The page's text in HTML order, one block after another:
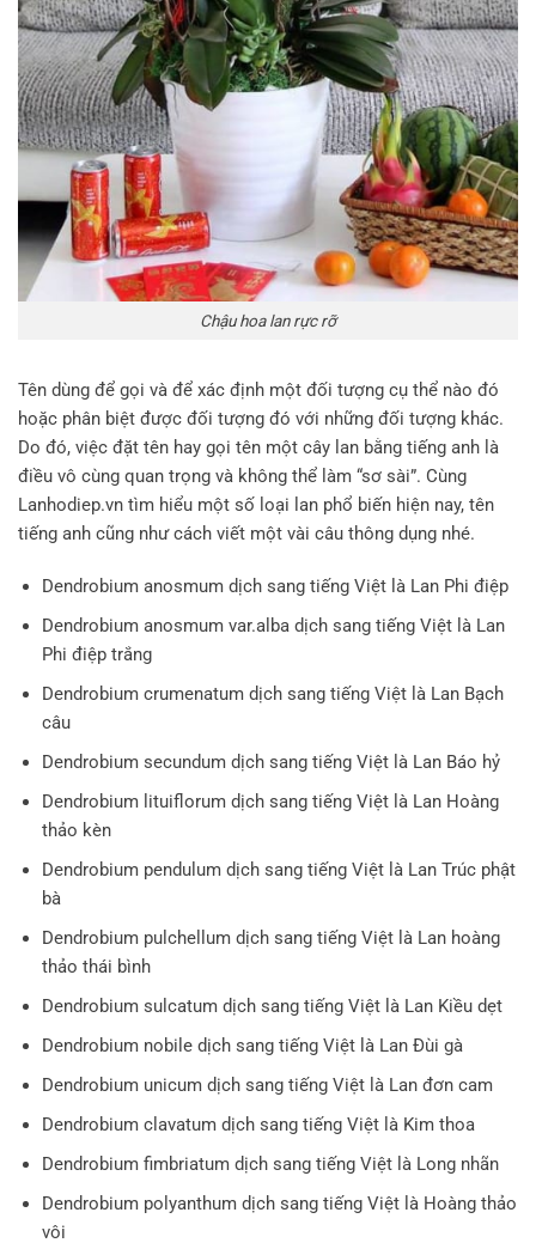
Chậu hoa lan rực rỡ
Tên dùng để gọi và để xác định một đối tượng cụ thể nào đó
hoặc phân biệt được đối tượng đó với những đối tượng khác.
Do đó, việc đặt tên hay gọi tên một cây lan bằng tiếng anh là
điều vô cùng quan trọng và không thể làm “sơ sài”. Cùng
Lanhodiep.vn tìm hiểu một số loại lan phổ biến hiện nay, tên
tiếng anh cũng như cách viết một vài câu thông dụng nhé.
Dendrobium anosmum dịch sang tiếng Việt là Lan Phi điệp
Dendrobium anosmum var.alba dịch sang tiếng Việt là Lan
Phi điệp trắng
Dendrobium crumenatum dịch sang tiếng Việt là Lan Bạch
câu
Dendrobium secundum dịch sang tiếng Việt là Lan Báo hỷ
Dendrobium lituiflorum dịch sang tiếng Việt là Lan Hoàng
thảo kèn
Dendrobium pendulum dịch sang tiếng Việt là Lan Trúc phật
bà
Dendrobium pulchellum dịch sang tiếng Việt là Lan hoàng
thảo thái bình
Dendrobium sulcatum dịch sang tiếng Việt là Lan Kiều dẹt
Dendrobium nobile dịch sang tiếng Việt là Lan Đùi gà
Dendrobium unicum dịch sang tiếng Việt là Lan đơn cam
Dendrobium clavatum dịch sang tiếng Việt là Kim thoa
Dendrobium fimbriatum dịch sang tiếng Việt là Long nhãn
Dendrobium polyanthum dịch sang tiếng Việt là Hoàng thảo
vôi